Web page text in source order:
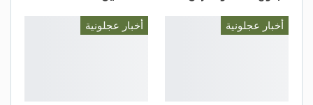
أخبار عجلونية أخبار عجلونية